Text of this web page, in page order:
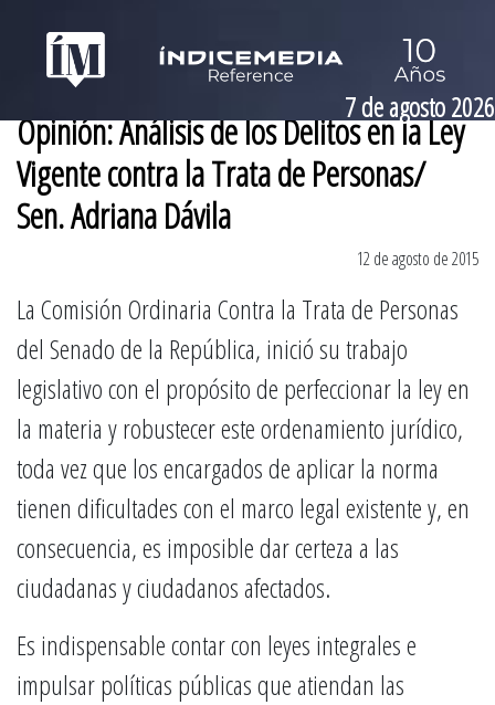
7 de agosto 2026
Opinión: Análisis de los Delitos en la Ley
Vigente contra la Trata de Personas/
Sen. Adriana Dávila
12 de agosto de 2015
La Comisión Ordinaria Contra la Trata de Personas
del Senado de la República, inició su trabajo
legislativo con el propósito de perfeccionar la ley en
la materia y robustecer este ordenamiento jurídico,
toda vez que los encargados de aplicar la norma
tienen dificultades con el marco legal existente y, en
consecuencia, es imposible dar certeza a las
ciudadanas y ciudadanos afectados.
Es indispensable contar con leyes integrales e
impulsar políticas públicas que atiendan las